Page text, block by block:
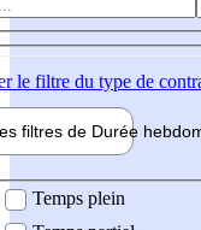
le filtre du type de
filtres de Durée hebdo
Temps plein